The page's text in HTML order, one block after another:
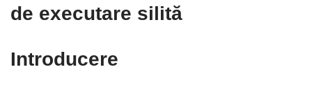
de executare silită
Introducere